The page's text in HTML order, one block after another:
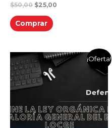
$50,00 $25,00
Comprar
¡Oferta!